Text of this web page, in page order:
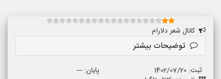
کانال شعر دلارام
توضیحات بیشتر
ثبت: 1402/07/20
پایان: ---